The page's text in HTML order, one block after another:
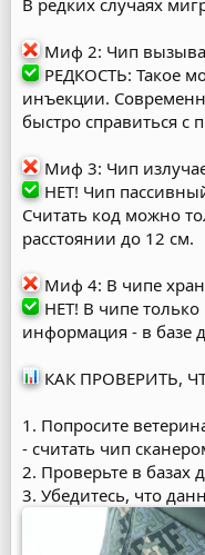
В редких случаях
Миф 2: Чип
РЕДКОСТЬ: Такое
инъекции.
быстро справиться с
Миф 3: Чип
НЕТ! Чип
Считать код можно
расстоянии до 12 см.
Миф 4: В чипе
НЕТ! В чипе
информация - в базе
КАК ПРОВЕРИТЬ,
1. Попросите
- считать чип
2. Проверьте в
3. Убедитесь, что